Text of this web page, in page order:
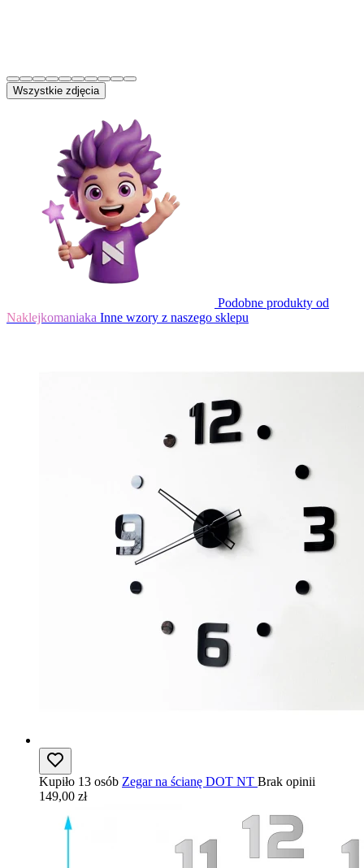
Wszystkie zdjęcia
Podobne produkty od
Naklejkomaniaka Inne wzory z naszego sklepu
Kupiło 13 osób Zegar na ścianę DOT NT Brak opinii
149,00 zł